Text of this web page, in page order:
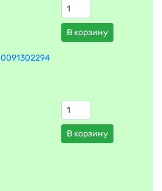
В корзину
0091302294
В корзину